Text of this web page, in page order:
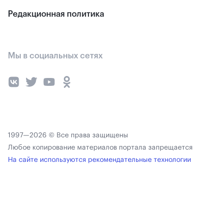
Редакционная политика
Мы в социальных сетях
1997—2026 © Все права защищены
Любое копирование материалов портала запрещается
На сайте используются рекомендательные технологии